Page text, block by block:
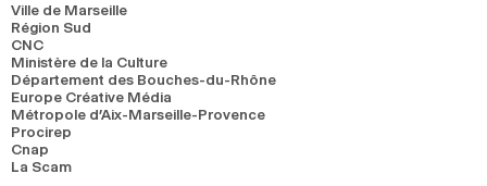
Ville de Marseille
Région Sud
CNC
Ministère de la Culture
Département des Bouches-du-Rhône
Europe Créative Média
Métropole d’Aix-Marseille-Provence
Procirep
Cnap
La Scam